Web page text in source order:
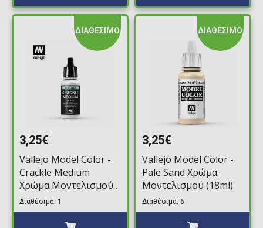
ΔΙΑΘΕΣΙΜΟ
3,25€
Vallejo Model Color -
Crackle Medium
Χρώμα Μοντελισμού
(18ml)
Διαθέσιμα: 1
ΔΙΑΘΕΣΙΜΟ
3,25€
Vallejo Model Color -
Pale Sand Χρώμα
Μοντελισμού (18ml)
Διαθέσιμα: 6